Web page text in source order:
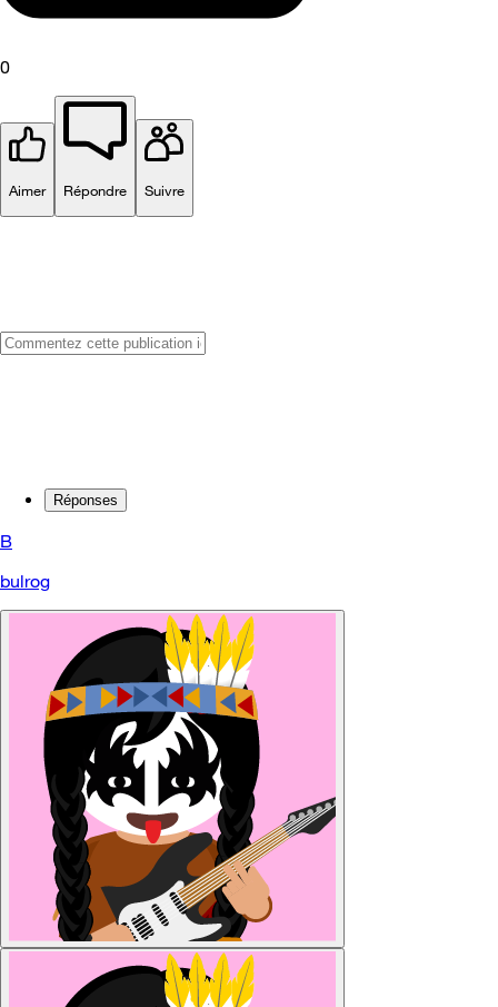
0
Aimer Répondre Suivre
Réponses
B
bulrog